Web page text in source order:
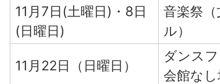
11月7日(土曜日)・8日
(日曜日)
音楽祭
ル）
11月22日（日曜日）
ダンス
会館な